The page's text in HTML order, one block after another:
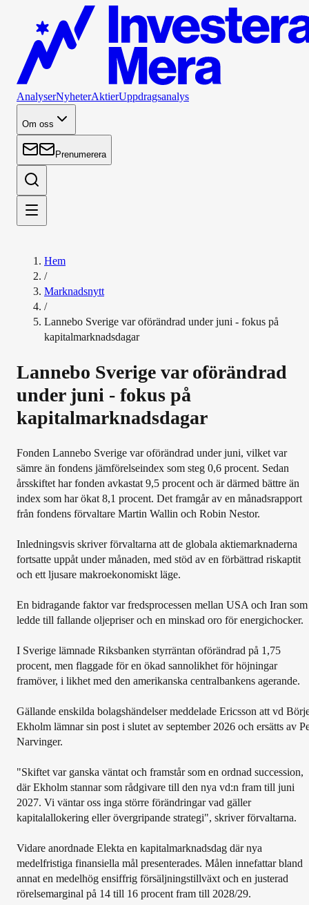
AnalyserNyheterAktierUppdragsanalys
Om oss
Prenumerera
Hem
/
Marknadsnytt
/
Lannebo Sverige var oförändrad under juni - fokus på
kapitalmarknadsdagar
Lannebo Sverige var oförändrad
under juni - fokus på
kapitalmarknadsdagar
Fonden Lannebo Sverige var oförändrad under juni, vilket var
sämre än fondens jämförelseindex som steg 0,6 procent. Sedan
årsskiftet har fonden avkastat 9,5 procent och är därmed bättre än
index som har ökat 8,1 procent. Det framgår av en månadsrapport
från fondens förvaltare Martin Wallin och Robin Nestor.
Inledningsvis skriver förvaltarna att de globala aktiemarknaderna
fortsatte uppåt under månaden, med stöd av en förbättrad riskaptit
och ett ljusare makroekonomiskt läge.
En bidragande faktor var fredsprocessen mellan USA och Iran som
ledde till fallande oljepriser och en minskad oro för energichocker.
I Sverige lämnade Riksbanken styrräntan oförändrad på 1,75
procent, men flaggade för en ökad sannolikhet för höjningar
framöver, i likhet med den amerikanska centralbankens agerande.
Gällande enskilda bolagshändelser meddelade Ericsson att vd
Ekholm lämnar sin post i slutet av september 2026 och ersätts av
Narvinger.
"Skiftet var ganska väntat och framstår som en ordnad succession,
där Ekholm stannar som rådgivare till den nya vd:n fram till juni
2027. Vi väntar oss inga större förändringar vad gäller
kapitalallokering eller övergripande strategi", skriver förvaltarna.
Vidare anordnade Elekta en kapitalmarknadsdag där nya
medelfristiga finansiella mål presenterades. Målen innefattar bland
annat en medelhög ensiffrig försäljningstillväxt och en justerad
rörelsemarginal på 14 till 16 procent fram till 2028/29.